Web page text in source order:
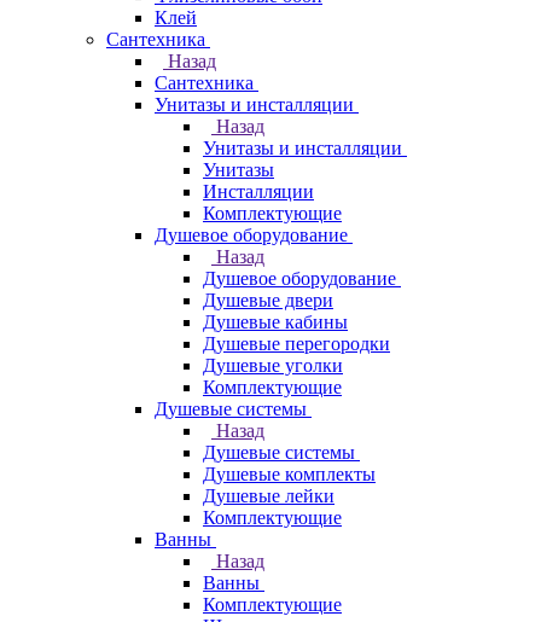
Клей
Сантехника
Назад
Сантехника
Унитазы и инсталляции
Назад
Унитазы и инсталляции
Унитазы
Инсталляции
Комплектующие
Душевое оборудование
Назад
Душевое оборудование
Душевые двери
Душевые кабины
Душевые перегородки
Душевые уголки
Комплектующие
Душевые системы
Назад
Душевые системы
Душевые комплекты
Душевые лейки
Комплектующие
Ванны
Назад
Ванны
Комплектующие